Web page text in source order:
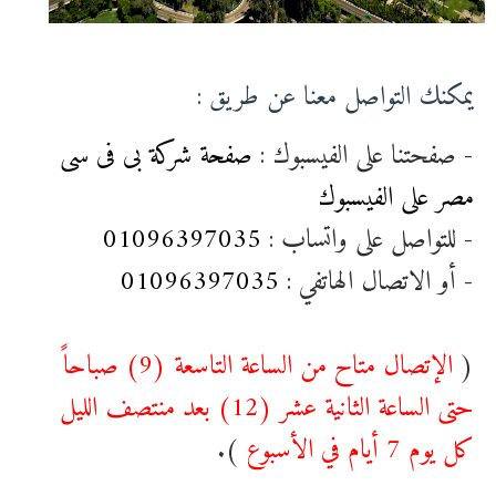
يمكنك التواصل معنا عن طريق :
- صفحتنا على الفيسبوك : صفحة شركة بى فى سى
مصر على الفيسبوك
- للتواصل على واتساب : 01096397035
- أو الاتصال الهاتفي : 01096397035
(
الإتصال متاح من الساعة التاسعة (9) صباحاً
حتى الساعة الثانية عشر (12) بعد منتصف الليل
كل يوم 7 أيام في الأسبوع
).